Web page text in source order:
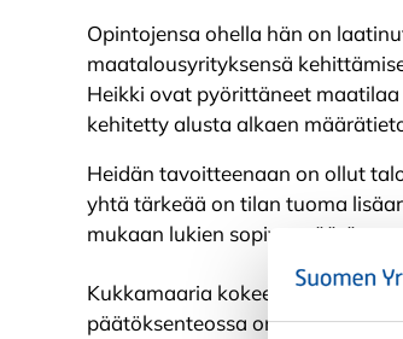
Opintojensa ohella hän on
maatalousyrityksensä
Heikki ovat pyörittäneet
kehitetty alusta alkaen
Heidän tavoitteenaan on ollut
yhtä tärkeää on tilan tuoma
mukaan lukien sopiva määrä
Kukkamaaria kokee, että
päätöksenteossa on kasvanut